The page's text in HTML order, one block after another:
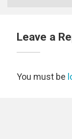
Leave a
You must be